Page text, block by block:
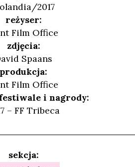
2017
reżyser:
Film Office
zdjęcia:
Spaans
produkcja:
Film Office
i nagrody:
– FF Tribeca
sekcja: